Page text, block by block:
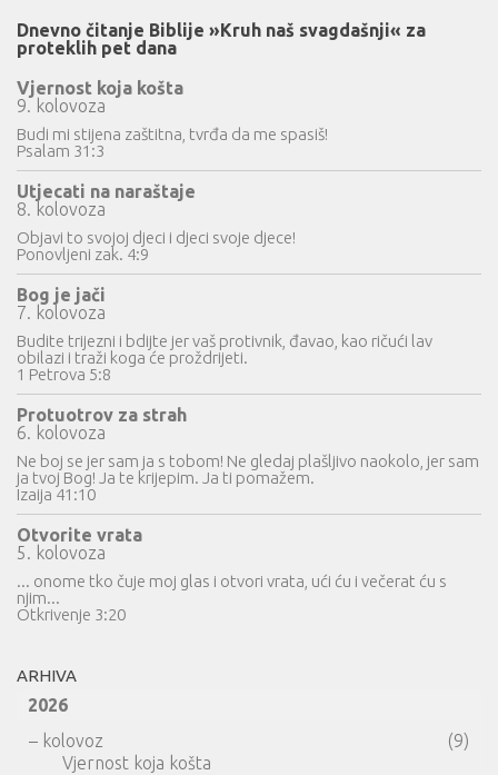
Dnevno čitanje Biblije »Kruh naš svagdašnji« za
proteklih pet dana
Vjernost koja košta
9. kolovoza
Budi mi stijena zaštitna, tvrđa da me spasiš!
Psalam 31:3
Utjecati na naraštaje
8. kolovoza
Objavi to svojoj djeci i djeci svoje djece!
Ponovljeni zak. 4:9
Bog je jači
7. kolovoza
Budite trijezni i bdijte jer vaš protivnik, đavao, kao ričući lav
obilazi i traži koga će proždrijeti.
1 Petrova 5:8
Protuotrov za strah
6. kolovoza
Ne boj se jer sam ja s tobom! Ne gledaj plašljivo naokolo, jer sam
ja tvoj Bog! Ja te krijepim. Ja ti pomažem.
Izaija 41:10
Otvorite vrata
5. kolovoza
... onome tko čuje moj glas i otvori vrata, ući ću i večerat ću s
njim...
Otkrivenje 3:20
ARHIVA
2026
– kolovoz
(9)
Vjernost koja košta